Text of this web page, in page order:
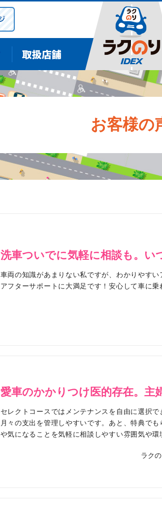
お客様の
洗車ついでに気軽に相談も。い
車両の知識があまりない私ですが、わかりやす
アフターサポートに大満足です！安心して車に
愛車のかかりつけ医的存在。主
セレクトコースではメンテナンスを自由に選択
月々の支出を管理しやすいです。あと、特典で
や気になることを気軽に相談しやすい雰囲気や環
ラク